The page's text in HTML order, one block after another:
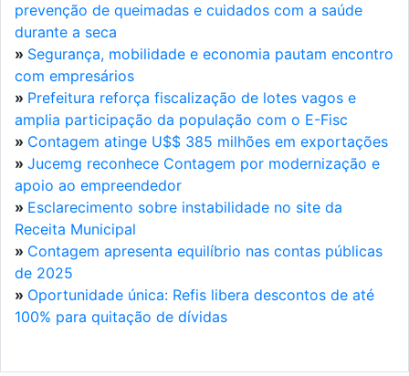
prevenção de queimadas e cuidados com a saúde
durante a seca
» Segurança, mobilidade e economia pautam encontro
com empresários
» Prefeitura reforça fiscalização de lotes vagos e
amplia participação da população com o E-Fisc
» Contagem atinge U$$ 385 milhões em exportações
» Jucemg reconhece Contagem por modernização e
apoio ao empreendedor
» Esclarecimento sobre instabilidade no site da
Receita Municipal
» Contagem apresenta equilíbrio nas contas públicas
de 2025
» Oportunidade única: Refis libera descontos de até
100% para quitação de dívidas